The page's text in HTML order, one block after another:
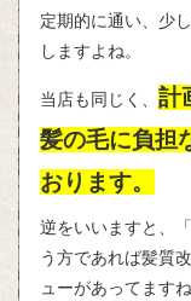
定期的に通い、少
しますよね。
当店も同じく、 計
髪の毛に負担
おります。
逆をいいますと、
う方であれば髪質
ューがあってますね